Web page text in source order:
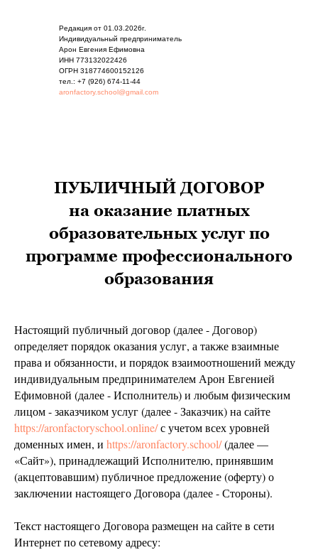
Редакция от 01.03.2026г.
Индивидуальный предприниматель
Арон Евгения Ефимовна
ИНН 773132022426
ОГРН 318774600152126
тел.: +7 (926) 674-11-44
aronfactory.school@gmail.com
ПУБЛИЧНЫЙ ДОГОВОР
на оказание платных
образовательных услуг по
программе профессионального
образования
Настоящий публичный договор (далее - Договор)
определяет порядок оказания услуг, а также взаимные
права и обязанности, и порядок взаимоотношений между
индивидуальным предпринимателем Арон Евгенией
Ефимовной (далее - Исполнитель) и любым физическим
лицом - заказчиком услуг (далее - Заказчик) на сайте
https://aronfactoryschool.online/с учетом всех уровней
доменных имен, и https://aronfactory.school/(далее —
«Сайт»), принадлежащий Исполнителю, принявшим
(акцептовавшим) публичное предложение (оферту) о
заключении настоящего Договора (далее - Стороны).
Текст настоящего Договора размещен на сайте в сети
Интернет по сетевому адресу: